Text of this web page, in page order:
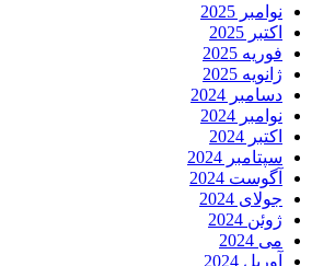
نوامبر 2025
اکتبر 2025
فوریه 2025
ژانویه 2025
دسامبر 2024
نوامبر 2024
اکتبر 2024
سپتامبر 2024
آگوست 2024
جولای 2024
ژوئن 2024
می 2024
آوریل 2024